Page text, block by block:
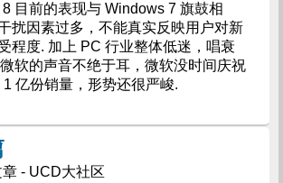
目前的表现与 Windows 7 旗鼓相
扰因素过多，不能真实反映用户对新
程度. 加上 PC 行业整体低迷，唱衰
软的声音不绝于耳，微软没时间庆祝
亿份销量，形势还很严峻.
- UCD大社区